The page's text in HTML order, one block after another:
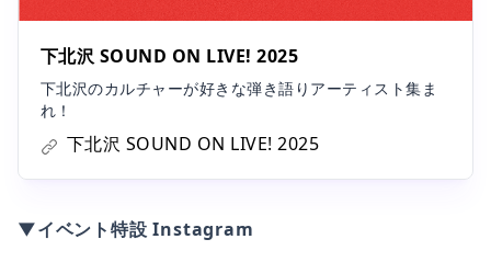
下北沢 SOUND ON LIVE! 2025
下北沢のカルチャーが好きな弾き語りアーティスト集ま
れ！
下北沢 SOUND ON LIVE! 2025
▼イベント特設 Instagram